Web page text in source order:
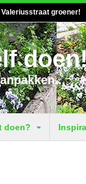
Valeriusstraat groener!
doen?